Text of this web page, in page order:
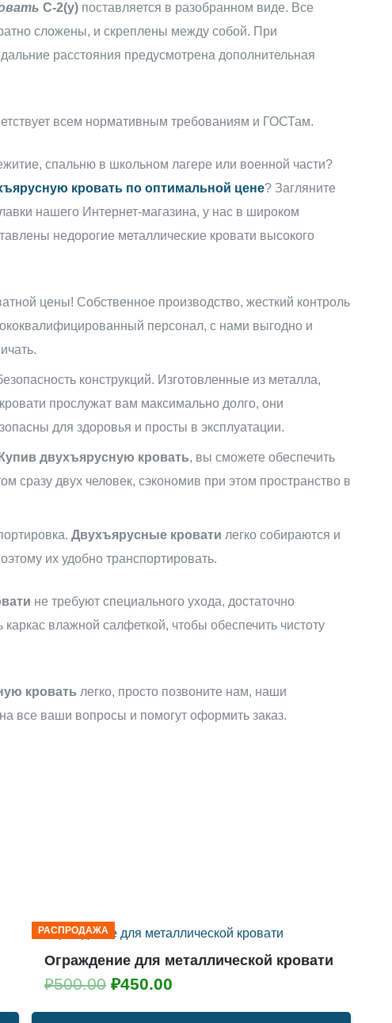
С-2(у) поставляется в разобранном виде. Все
сложены, и скреплены между собой. При
расстояния предусмотрена дополнительная
всем нормативным требованиям и ГОСТам.
спальню в школьном лагере или военной части?
кровать по оптимальной цене? Загляните
нашего Интернет-магазина, у нас в широком
недорогие металлические кровати высокого
цены! Собственное производство, жесткий контроль
персонал, с нами выгодно и
конструкций. Изготовленные из металла,
прослужат вам максимально долго, они
для здоровья и просты в эксплуатации.
Купив двухъярусную кровать, вы сможете обеспечить
сразу двух человек, сэкономив при этом пространство в
Двухъярусные кровати легко собираются и
их удобно транспортировать.
не требуют специального ухода, достаточно
каркас влажной салфеткой, чтобы обеспечить чистоту
кровать легко, просто позвоните нам, наши
все ваши вопросы и помогут оформить заказ.
РАСПРОДАЖА
Ограждение для металлической кровати
₽500.00 Первоначальная
₽450.00